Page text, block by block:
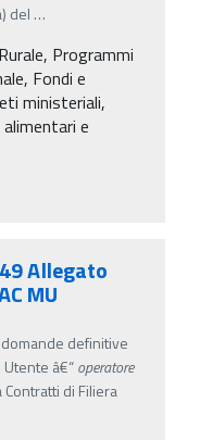
del …
Programmi
Fondi e
ministeriali,
e
Allegato
MU
definitive
â€“operatore
di Filiera